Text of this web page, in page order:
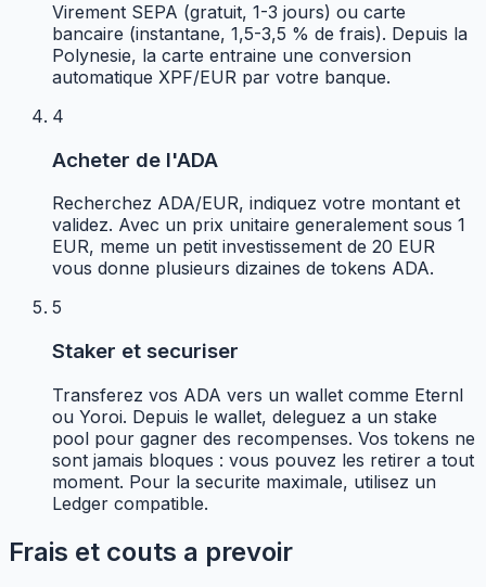
Virement SEPA (gratuit, 1-3 jours) ou carte
bancaire (instantane, 1,5-3,5 % de frais). Depuis la
Polynesie, la carte entraine une conversion
automatique XPF/EUR par votre banque.
4
Acheter de l'ADA
Recherchez ADA/EUR, indiquez votre montant et
validez. Avec un prix unitaire generalement sous 1
EUR, meme un petit investissement de 20 EUR
vous donne plusieurs dizaines de tokens ADA.
5
Staker et securiser
Transferez vos ADA vers un wallet comme Eternl
ou Yoroi. Depuis le wallet, deleguez a un stake
pool pour gagner des recompenses. Vos tokens ne
sont jamais bloques : vous pouvez les retirer a tout
moment. Pour la securite maximale, utilisez un
Ledger compatible.
Frais et couts a prevoir